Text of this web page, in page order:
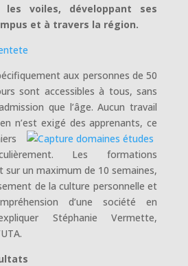
voiles, développant ses
et à travers la région.
aux personnes de 50
sont accessibles à tous, sans
que l’âge. Aucun travail
n’est exigé des apprenants, ce
Les formations
sur un maximum de 10 semaines,
de la culture personnelle et
d’une société en
Stéphanie Vermette,